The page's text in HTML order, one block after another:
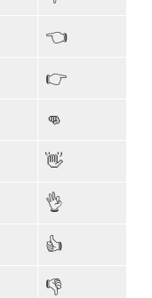
👈
👉
👊
👋
👌
👍
👎